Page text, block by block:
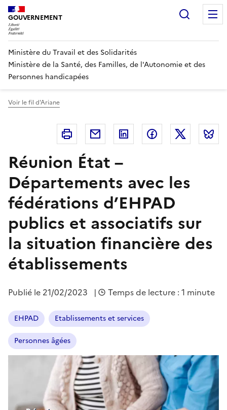
Panneau de gestion des cookies
GOUVERNEMENT
Ministère du Travail et des Solidarités
Ministère de la Santé, des Familles, de l'Autonomie et des
Personnes handicapées
Voir le fil d'Ariane
Imprimer Courriel Linkedin FacebookTwitter
Réunion État –
Départements avec les
fédérations d’EHPAD
publics et associatifs sur
la situation financière des
établissements
Publié le 21/02/2023 | Temps de lecture : 1 minute
EHPAD Etablissements et services
Personnes âgées